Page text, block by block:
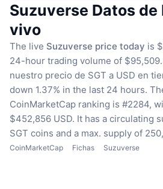
Suzuverse Datos de
vivo
The live Suzuverse price today is
24-hour trading volume of
nuestro precio de SGT a USD en
down 1.37% in the last 24 hours.
CoinMarketCap ranking is #2284,
$452,856 USD. It has a circulating
SGT coins and a max. supply of
CoinMarketCap Fichas Suzuverse